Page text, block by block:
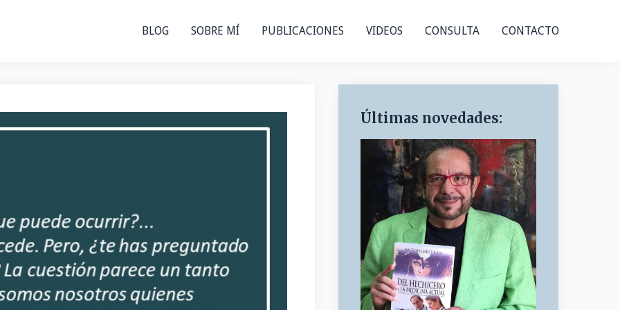
BLOG SOBRE MÍ PUBLICACIONES VIDEOS CONSULTA CONTACTO
Últimas novedades: